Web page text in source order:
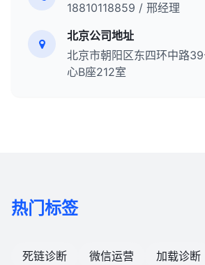
18810118859 / 邢经理
北京公司地址
北京市朝阳区东四环中路
心B座212室
热门标签
死链诊断 微信运营 加载诊断